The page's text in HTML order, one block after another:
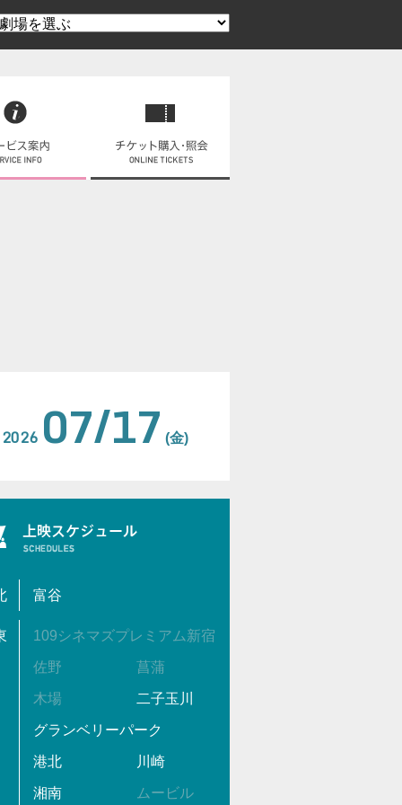
2026 07/17 (金)
富谷
109シネマズプレミアム新宿
佐野 菖蒲
木場 二子玉川
グランベリーパーク
港北 川崎
湘南 ムービル